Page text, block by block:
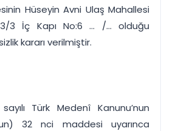
Hüseyin Avni Ulaş Mahallesi
3 İç Kapı No:6 ... /... olduğu
kararı verilmiştir.
Türk Medenî Kanunu’nun
32 nci maddesi uyarınca